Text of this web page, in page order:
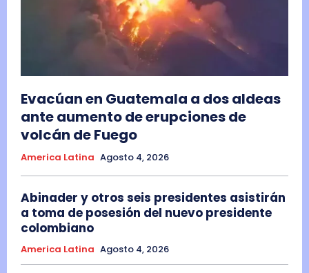
Evacúan en Guatemala a dos aldeas
ante aumento de erupciones de
volcán de Fuego
America Latina Agosto 4, 2026
Abinader y otros seis presidentes asistirán
a toma de posesión del nuevo presidente
colombiano
America Latina Agosto 4, 2026